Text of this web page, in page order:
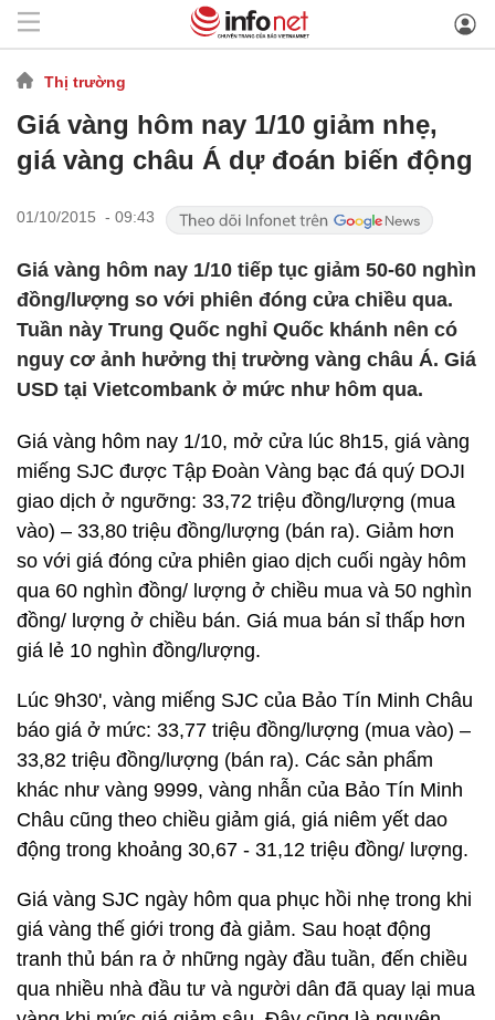
Thị trường
Giá vàng hôm nay 1/10 giảm nhẹ,
giá vàng châu Á dự đoán biến động
01/10/2015 - 09:43
Giá vàng hôm nay 1/10 tiếp tục giảm 50-60 nghìn
đồng/lượng so với phiên đóng cửa chiều qua.
Tuần này Trung Quốc nghỉ Quốc khánh nên có
nguy cơ ảnh hưởng thị trường vàng châu Á. Giá
USD tại Vietcombank ở mức như hôm qua.
Giá vàng hôm nay 1/10, mở cửa lúc 8h15, giá vàng
miếng SJC được Tập Đoàn Vàng bạc đá quý DOJI
giao dịch ở ngưỡng: 33,72 triệu đồng/lượng (mua
vào) – 33,80 triệu đồng/lượng (bán ra). Giảm hơn
so với giá đóng cửa phiên giao dịch cuối ngày hôm
qua 60 nghìn đồng/ lượng ở chiều mua và 50 nghìn
đồng/ lượng ở chiều bán. Giá mua bán sỉ thấp hơn
giá lẻ 10 nghìn đồng/lượng.
Lúc 9h30', vàng miếng SJC của Bảo Tín Minh Châu
báo giá ở mức: 33,77 triệu đồng/lượng (mua vào) –
33,82 triệu đồng/lượng (bán ra). Các sản phẩm
khác như vàng 9999, vàng nhẫn của Bảo Tín Minh
Châu cũng theo chiều giảm giá, giá niêm yết dao
động trong khoảng 30,67 - 31,12 triệu đồng/ lượng.
Giá vàng SJC ngày hôm qua phục hồi nhẹ trong khi
giá vàng thế giới trong đà giảm. Sau hoạt động
tranh thủ bán ra ở những ngày đầu tuần, đến chiều
qua nhiều nhà đầu tư và người dân đã quay lại mua